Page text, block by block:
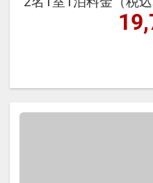
・玉簾の滝（
・箱根彫刻の
・箱根小涌園
分）
【お食事対応
ベジタリアン
中で、温泉旅
としたひとと